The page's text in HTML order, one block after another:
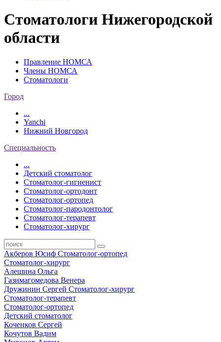
Стоматологи Нижегородской
области
Правление НОМСА
Члены НОМСА
Стоматологи
Город
...
Yanchi
Нижний Новгород
Специальность
...
Детский стоматолог
Стоматолог-гигиенист
Стоматолог-ортодонт
Стоматолог-ортопед
Стоматолог-пародонтолог
Стоматолог-терапевт
Стоматолог-хирург
Акберов Юсиф Стоматолог-ортопед
Стоматолог-хирург
Алешина Ольга
Газимагомедова Венера
Дружинин Сергей Стоматолог-хирург
Стоматолог-терапевт
Стоматолог-ортопед
Детский стоматолог
Коченков Сергей
Кочутов Вадим